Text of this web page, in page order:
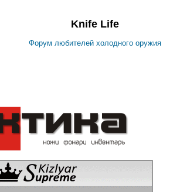
Knife Life
Форум любителей холодного оружия